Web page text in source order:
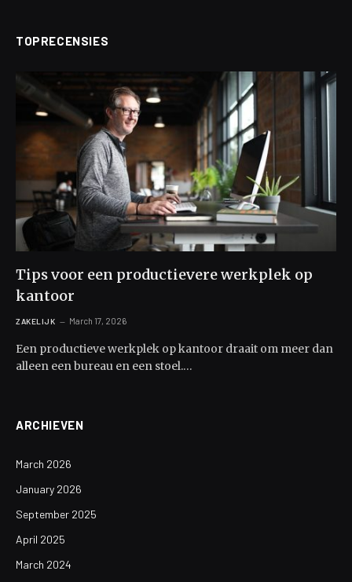
TOPRECENSIES
Tips voor een productievere werkplek op
kantoor
ZAKELIJK March 17, 2026
Een productieve werkplek op kantoor draait om meer dan
alleen een bureau en een stoel.…
ARCHIEVEN
March 2026
January 2026
September 2025
April 2025
March 2024